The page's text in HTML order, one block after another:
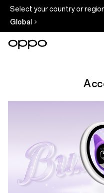
Select your country or
Global